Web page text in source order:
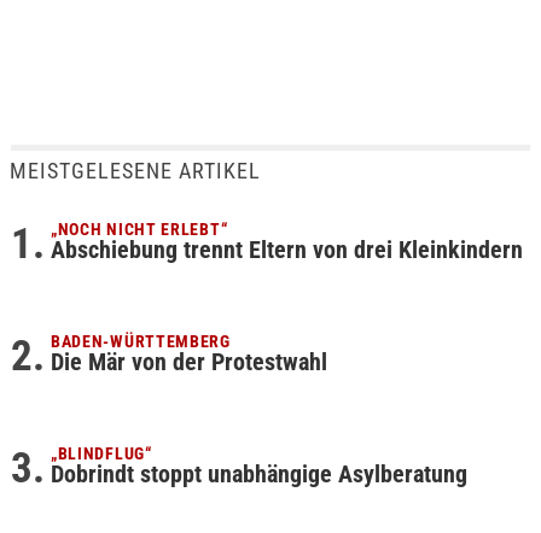
MEISTGELESENE ARTIKEL
„NOCH NICHT ERLEBT“
Abschiebung trennt Eltern von drei Kleinkindern
BADEN-WÜRTTEMBERG
Die Mär von der Protestwahl
„BLINDFLUG“
Dobrindt stoppt unabhängige Asylberatung